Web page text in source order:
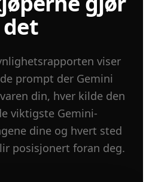
det
viser
prompt der Gemini
din, hver kilde den
viktigste Gemini-
dine og hvert sted
posisjonert foran deg.